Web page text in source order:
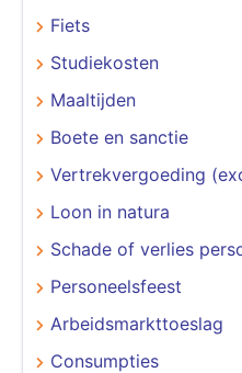
Fiets
Studiekosten
Maaltijden
Boete en sanctie
Vertrekvergoeding
Loon in natura
Schade of verlies
Personeelsfeest
Arbeidsmarkttoeslag
Consumpties